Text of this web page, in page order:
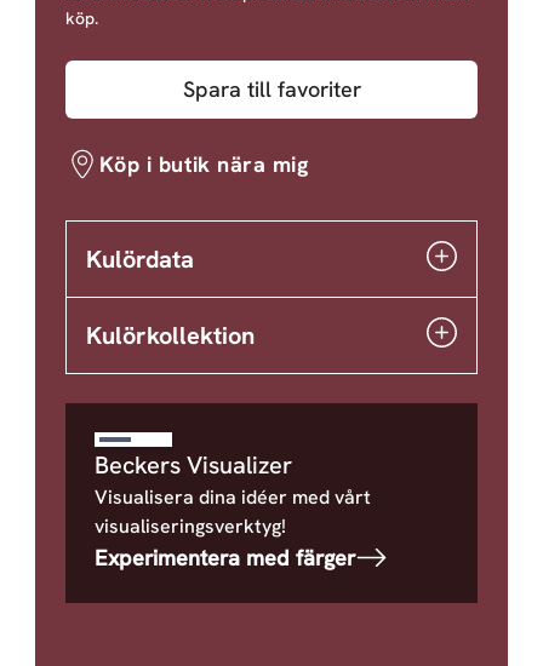
köp.
Spara till favoriter
Köp i butik nära mig
Kulördata
Kulörkollektion
Beckers Visualizer
Visualisera dina idéer med vårt
visualiseringsverktyg!
Experimentera med färger